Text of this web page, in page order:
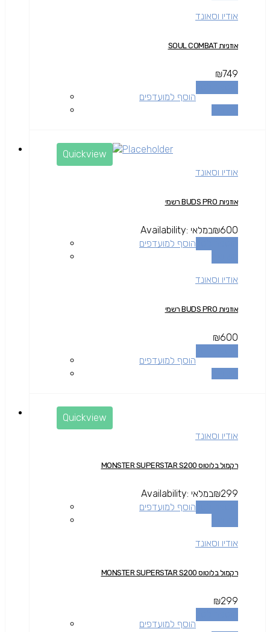
אודיו וסאונד
אוזניות SOUL COMBAT
₪749
הוסף למועדפים
Quickview
אודיו וסאונד
אוזניות BUDS PRO רשמי
₪600
Availability: במלאי
הוסף למועדפים
אודיו וסאונד
אוזניות BUDS PRO רשמי
₪600
הוסף למועדפים
Quickview
אודיו וסאונד
רקמול בלוטוס MONSTER SUPERSTAR S200
₪299
Availability: במלאי
הוסף למועדפים
אודיו וסאונד
רקמול בלוטוס MONSTER SUPERSTAR S200
₪299
הוסף למועדפים